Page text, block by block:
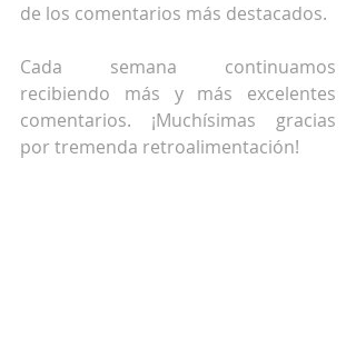
de los comentarios más destacados.
Cada semana continuamos
recibiendo más y más excelentes
comentarios. ¡Muchísimas gracias
por tremenda retroalimentación!